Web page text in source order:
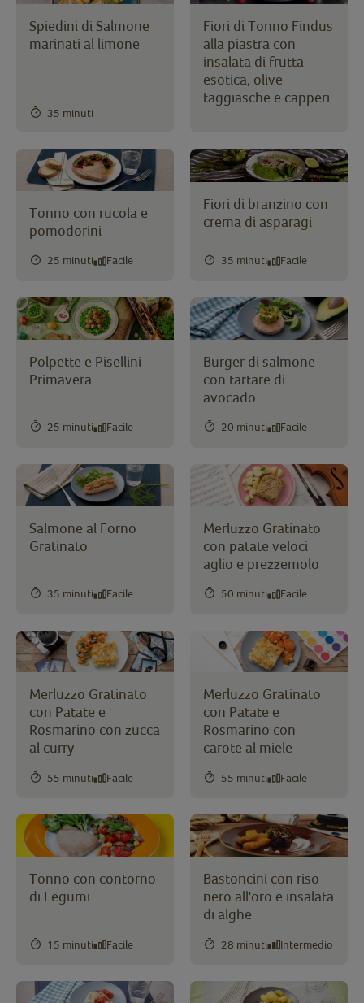
Spiedini di Salmone
marinati al limone
35 minuti
Fiori di Tonno Findus
alla piastra con
insalata di frutta
esotica, olive
taggiasche e capperi
Tonno con rucola e
pomodorini
25 minuti Facile
Fiori di branzino con
crema di asparagi
35 minuti Facile
Polpette e Pisellini
Primavera
25 minuti Facile
Burger di salmone
con tartare di
avocado
20 minuti Facile
Salmone al Forno
Gratinato
35 minuti Facile
Merluzzo Gratinato
con patate veloci
aglio e prezzemolo
50 minuti Facile
Merluzzo Gratinato
con Patate e
Rosmarino con zucca
al curry
55 minuti Facile
Merluzzo Gratinato
con Patate e
Rosmarino con
carote al miele
55 minuti Facile
Tonno con contorno
di Legumi
15 minuti Facile
Bastoncini con riso
nero all'oro e insalata
di alghe
28 minuti Intermedio